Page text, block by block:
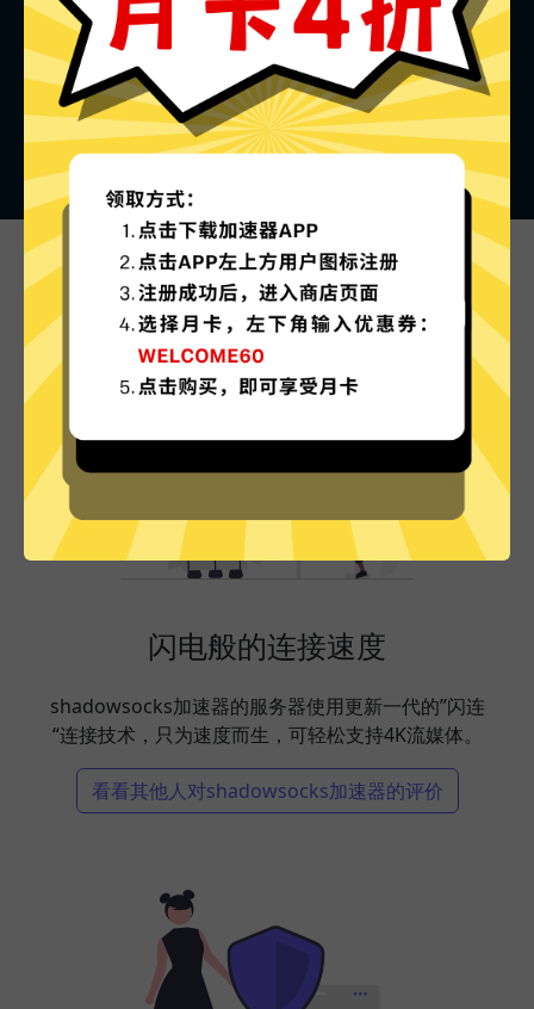
shadowsocks加速器的特色
闪电般的连接速度
shadowsocks加速器的服务器使用更新一代的”闪连
“连接技术，只为速度而生，可轻松支持4K流媒体。
看看其他人对shadowsocks加速器的评价